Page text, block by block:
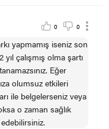
0 0
yapmamış iseniz son
yıl çalışmış olma şartı
Eğer
olumsuz etkileri
ile belgelerseniz veya
o zaman sağlık